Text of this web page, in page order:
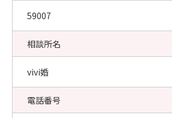
59007
相談所名
vivi婚
電話番号